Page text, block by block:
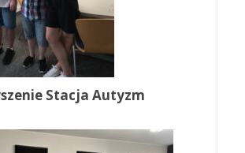
Stacja Autyzm